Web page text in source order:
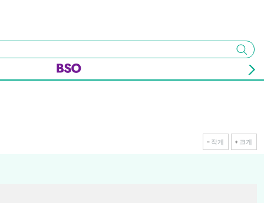
검색
작게 크게